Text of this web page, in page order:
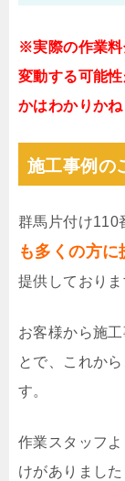
※実際の作業料
変動する可能
かはわかりかね
施工事例の
群馬片付け110
も多くの方に
提供しておりま
お客様から施
とで、これか
す。
作業スタッフ
けがありまし